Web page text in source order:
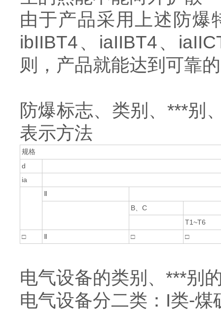
由于产品采用上述防爆
ibIIBT4、iaIIBT4、
则，产品就能达到可靠
防爆标志、类别、***别
表示方法
规格
d
ia
Ⅱ
B、C
T1~T6
□
Ⅱ □ □
电气设备的类别、***别
电气设备分二类：I类-